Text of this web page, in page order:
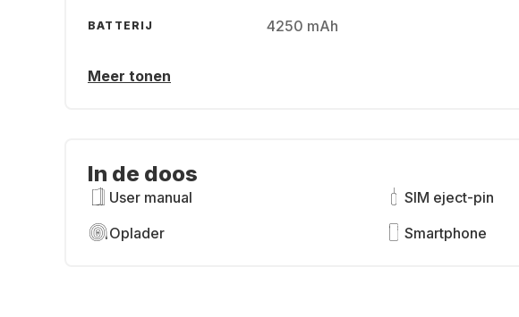
BATTERIJ 4250 mAh
Meer tonen
In de doos
User manual
SIM eject-pin
Oplader
Smartphone